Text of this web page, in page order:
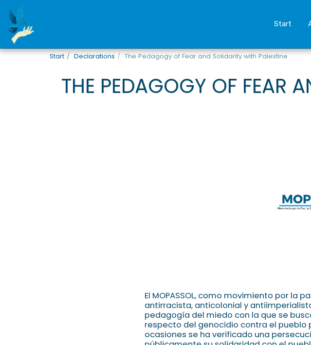
Start
Start Declarations The Pedagogy of Fear and Solidarity with Palestine
THE PEDAGOGY OF FEAR
El MOPASSOL, como movimiento por la
antirracista, anticolonial y
pedagogía del miedo con la que se
respecto del genocidio contra el pueblo
ocasiones se ha verificado una